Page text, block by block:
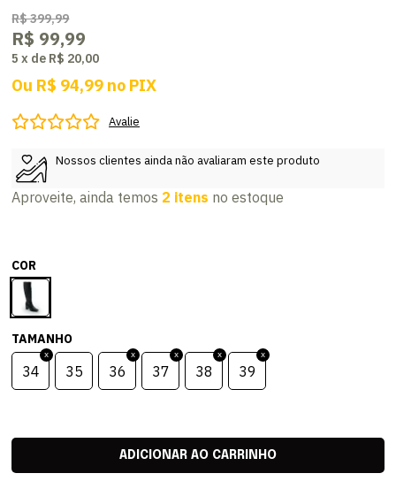
R$ 399,99
R$ 99,99
5 x de R$ 20,00
Ou R$ 94,99 no PIX
Avalie
Nossos clientes ainda não avaliaram este produto
Aproveite, ainda temos 2 itens no estoque
COR
TAMANHO
34 35 36 37 38 39